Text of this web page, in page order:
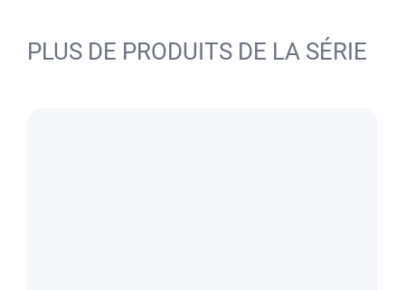
PLUS DE PRODUITS DE LA SÉRIE